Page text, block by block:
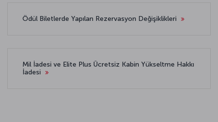
Ödül Biletlerde Yapılan Rezervasyon Değişiklikleri
Mil İadesi ve Elite Plus Ücretsiz Kabin Yükseltme Hakkı
İadesi